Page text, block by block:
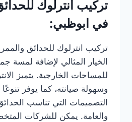
تركيب انترلوك
في ابوظبي:
تركيب انترلوك للحدائق
الخيار المثالي لإضافة لمسة
للمساحات الخارجية. يتميز
وسهولة صيانته، كما يوفر
التصميمات التي تناسب
والعامة. يمكن للشركات